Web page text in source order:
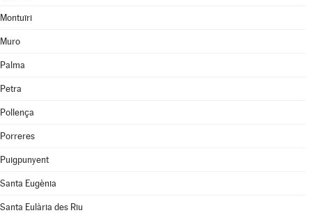
Montuïri
Muro
Palma
Petra
Pollença
Porreres
Puigpunyent
Santa Eugènia
Santa Eulària des Riu